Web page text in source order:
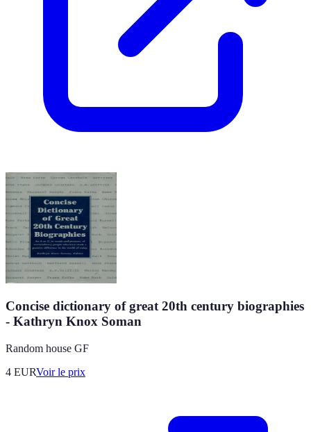
Concise dictionary of great 20th century biographies
- Kathryn Knox Soman
Random house GF
4 EURVoir le prix